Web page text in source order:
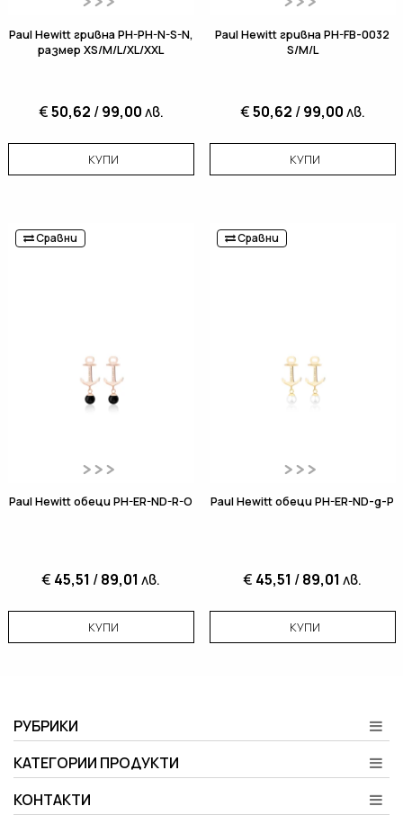
Paul Hewitt гривна PH-PH-N-S-N,
размер XS/M/L/XL/XXL
€50,62 /99,00лв.
КУПИ
Paul Hewitt гривна PH-FB-0032
S/M/L
€50,62 /99,00лв.
КУПИ
Сравни
Paul Hewitt обеци PH-ER-ND-R-O
€ 45,51 /89,01 лв.
КУПИ
Сравни
Paul Hewitt обеци PH-ER-ND-g-P
€ 45,51 /89,01 лв.
КУПИ
РУБРИКИ
КАТЕГОРИИ ПРОДУКТИ
КОНТАКТИ